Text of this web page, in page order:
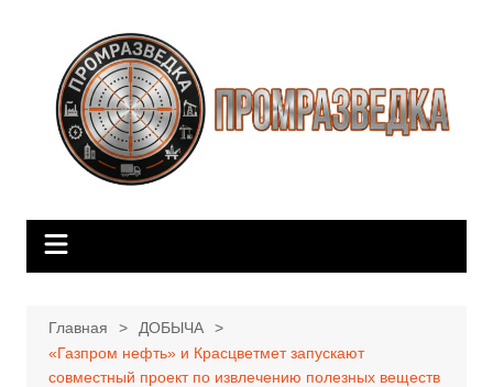
содержимому
Главная
ДОБЫЧА
«Газпром нефть» и Красцветмет запускают
совместный проект по извлечению полезных веществ